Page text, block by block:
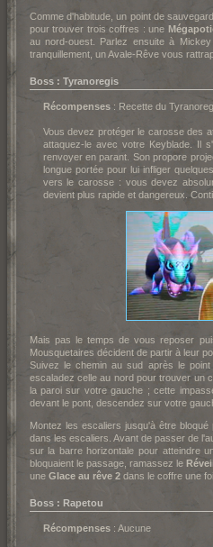
Comme d'habitude, un point de
pour trouver trois coffres : une
au nord-ouest. Parlez ensuite à
tranquillement, un Avale-Rêve vous
Boss : Tyranoregis
Récompenses: Recette du
Vous devez protéger le carosse des
attaquez-le avec votre Keyblade. Il
renvoyer en parant. Son propore
longue portée pour lui infliger
vers le carosse : vous devez
devient plus rapide et dangereux.
Mais pas le temps de vous reposer
Mousquetaires décident de partir à leur
Suivez le chemin au sud après le
escaladez celle au nord pour trouver un
la paroi sur votre gauche ; cette
devant le pont, descendez sur votre
Montez les escaliers jusqu'à être
dans les escaliers. Avant de passer de
sur la barre horizontale pour atteindre
bloquaient le passage, ramassez le
une Glace au rêve 2dans le coffre une
Boss : Rapetou
Récompenses: Aucune